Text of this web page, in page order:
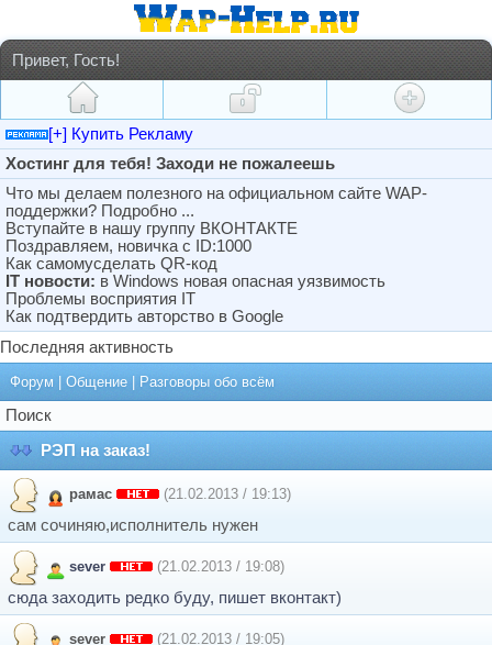
Привет, Гость!
[+] Купить Рекламу
Хостинг для тебя! Заходи не пожалеешь
Что мы делаем полезного на официальном сайте WAP-
поддержки? Подробно ...
Вступайте в нашу группу ВКОНТАКТЕ
Поздравляем, новичка с ID:1000
Как самомусделать QR-код
IT новости: в Windows новая опасная уязвимость
Проблемы восприятия IT
Как подтвердить авторство в Google
Последняя активность
Форум Общение Разговоры обо всём
Поиск
РЭП на заказ!
рамас (21.02.2013 / 19:13)
сам сочиняю,исполнитель нужен
sever (21.02.2013 / 19:08)
сюда заходить редко буду, пишет вконтакт)
sever (21.02.2013 / 19:05)